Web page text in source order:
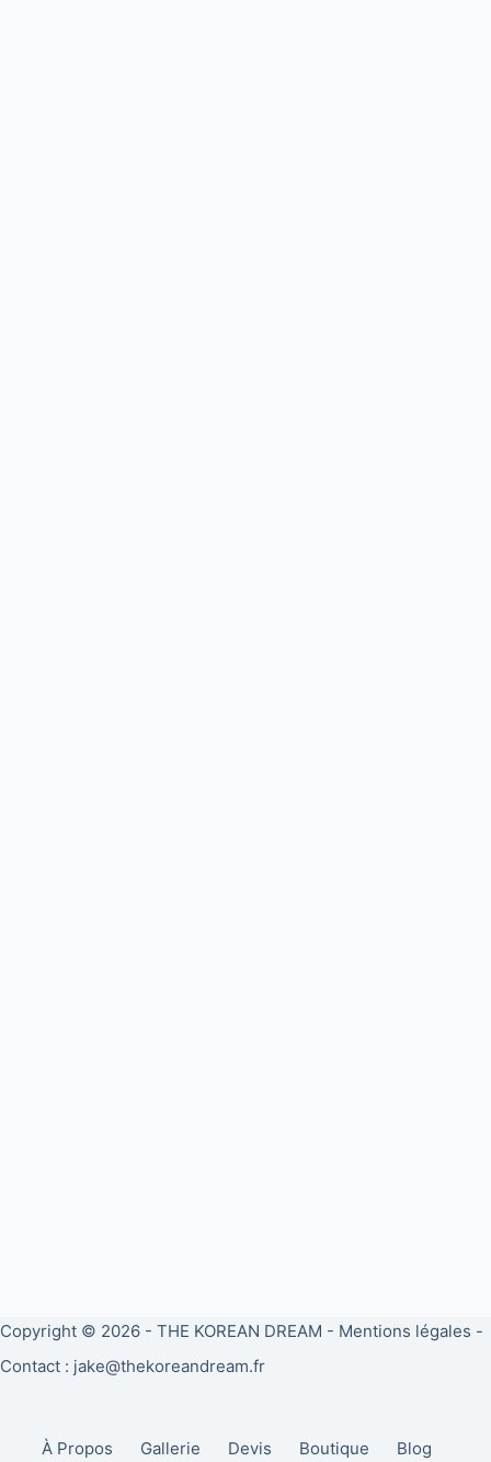
Copyright © 2026 - THE KOREAN DREAM - Mentions légales -
Contact : jake@thekoreandream.fr
À Propos Gallerie Devis Boutique Blog